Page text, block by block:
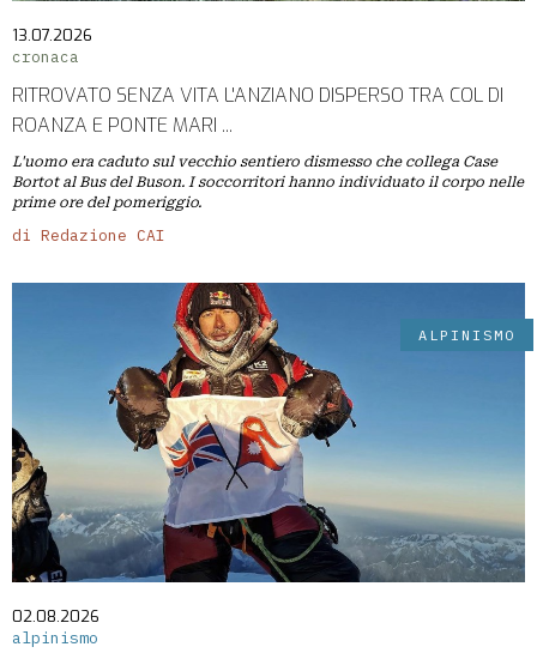
13.07.2026
cronaca
RITROVATO SENZA VITA L'ANZIANO DISPERSO TRA COL DI
ROANZA E PONTE MARI ...
L'uomo era caduto sul vecchio sentiero dismesso che collega Case
Bortot al Bus del Buson. I soccorritori hanno individuato il corpo nelle
prime ore del pomeriggio.
di Redazione CAI
ALPINISMO
02.08.2026
alpinismo